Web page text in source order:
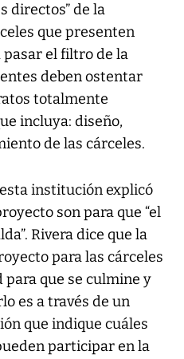
directos” de la
que presenten
pasar el filtro de la
deben ostentar
totalmente
incluya: diseño,
de las cárceles.
institución explicó
son para que “el
Rivera dice que la
para las cárceles
que se culmine y
es a través de un
que indique cuáles
participar en la